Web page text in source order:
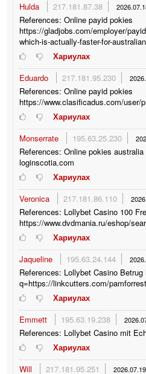
Hulda
217.181.87.38
References: Online payid pokies
https://gladjobs.com/employer/
which-is-actually-faster-for-
Хариулах
Eduardo
217.181.95.230
References: Online payid pokies
https://www.clasificadus.com/user/
Хариулах
Monserrate
195.63.25.230
References: Online pokies
loginscotia.com
Хариулах
Veronica
217.181.86.110
References: Lollybet Casino 100
https://www.dvdmania.ru/eshop/
Хариулах
Jaqueline
195.63.24.144
References: Lollybet Casino
q=https://linkcutters.com/
Хариулах
Emmett
195.63.19.238
References: Lollybet Casino mit
Хариулах
Will
217.181.95.251 2026.07.19